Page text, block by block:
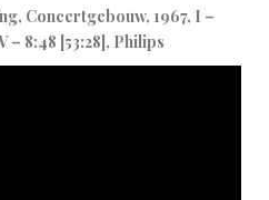
Concertgebouw, 1967, I –
– 8:48 [53:28], Philips